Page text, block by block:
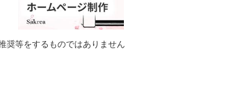
奨等をするものではありません